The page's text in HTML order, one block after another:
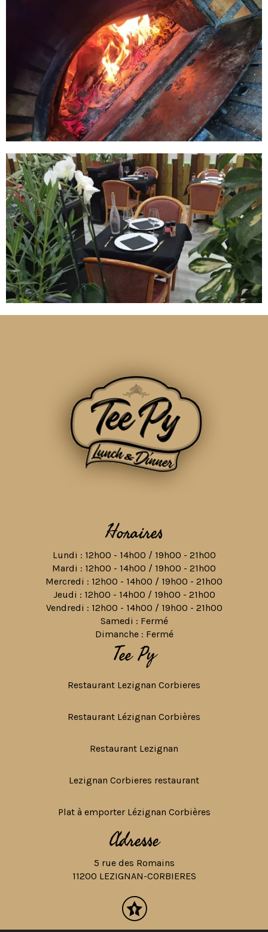
Horaires
Lundi : 12h00 - 14h00 / 19h00 - 21h00
Mardi : 12h00 - 14h00 / 19h00 - 21h00
Mercredi : 12h00 - 14h00 / 19h00 - 21h00
Jeudi : 12h00 - 14h00 / 19h00 - 21h00
Vendredi : 12h00 - 14h00 / 19h00 - 21h00
Samedi : Fermé
Dimanche : Fermé
Tee Py
Restaurant Lezignan Corbieres
Restaurant Lézignan Corbières
Restaurant Lezignan
Lezignan Corbieres restaurant
Plat à emporter Lézignan Corbières
Adresse
5 rue des Romains
11200 LEZIGNAN-CORBIERES